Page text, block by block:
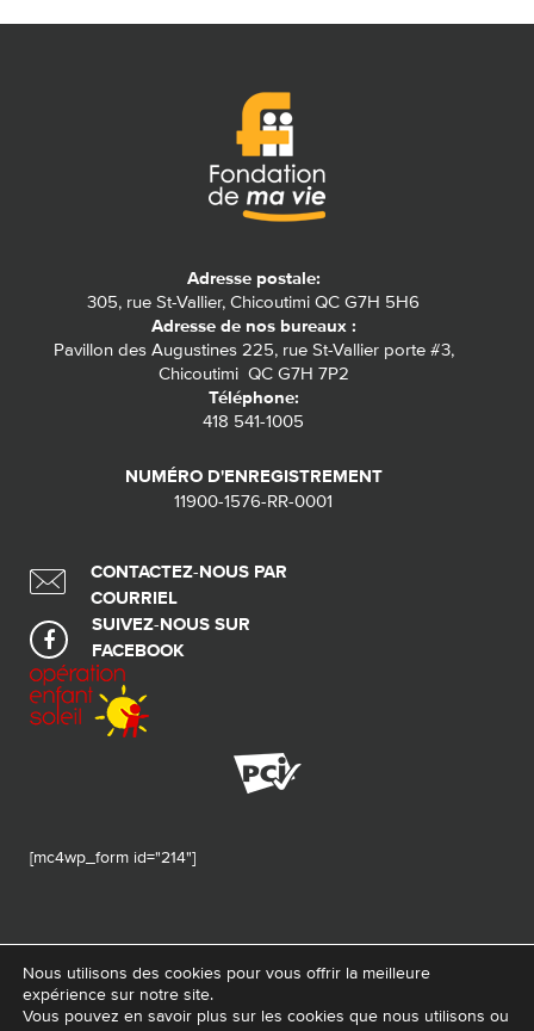
Adresse postale:
305, rue St-Vallier, Chicoutimi QC G7H 5H6
Adresse de nos bureaux :
Pavillon des Augustines 225, rue St-Vallier porte #3,
Chicoutimi QC G7H 7P2
Téléphone:
418 541-1005
NUMÉRO D'ENREGISTREMENT
11900-1576-RR-0001
CONTACTEZ-NOUS PAR
COURRIEL
SUIVEZ-NOUS SUR
FACEBOOK
[mc4wp_form id="214"]
© 2026 Tous droits réservés - Fondation de ma vie – Pour la santé de la
Nous utilisons des cookies pour vous offrir la meilleure
expérience sur notre site.
Vous pouvez en savoir plus sur les cookies que nous utilisons ou